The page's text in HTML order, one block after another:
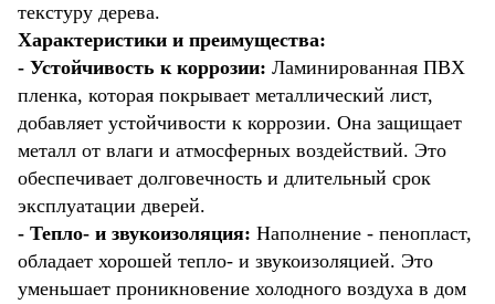
текстуру дерева.
Характеристики и преимущества:
- Устойчивость к коррозии: Ламинированная ПВХ
пленка, которая покрывает металлический лист,
добавляет устойчивости к коррозии. Она защищает
металл от влаги и атмосферных воздействий. Это
обеспечивает долговечность и длительный срок
эксплуатации дверей.
- Тепло- и звукоизоляция: Наполнение - пенопласт,
обладает хорошей тепло- и звукоизоляцией. Это
уменьшает проникновение холодного воздуха в дом